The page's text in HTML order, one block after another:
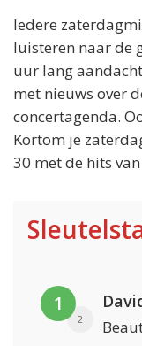
Iedere
luisteren naar de
uur lang
met nieuws over
concertagenda.
Kortom je
30 met de hits
1
2